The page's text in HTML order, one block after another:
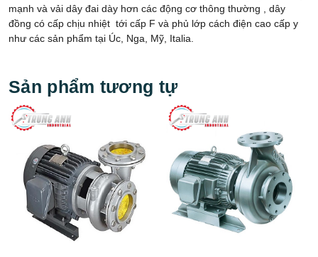
mạnh và vải dây đai dày hơn các động cơ thông thường , dây
đồng có cấp chịu nhiệt tới cấp F và phủ lớp cách điện cao cấp y
như các sản phẩm tại Úc, Nga, Mỹ, Italia.
Sản phẩm tương tự